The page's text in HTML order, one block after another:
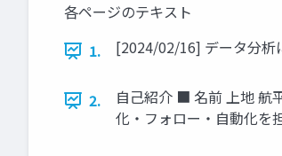
各ページのテキスト
1.
[2024/02/16] データ分析
2.
自己紹介 ■ 名前 上地
化・フォロー・自動化を